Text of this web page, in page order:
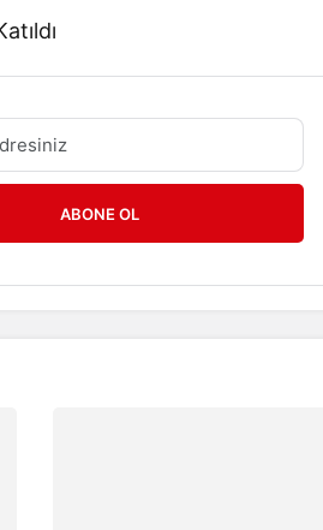
ABONE OL